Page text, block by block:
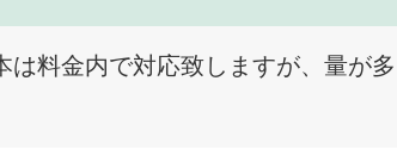
は料金内で対応致しますが、量が